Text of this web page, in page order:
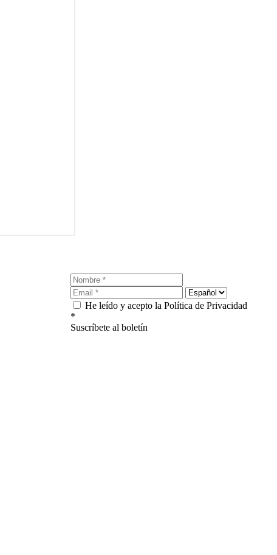
He leído y acepto la Política de Privacidad
*
Suscríbete al boletín